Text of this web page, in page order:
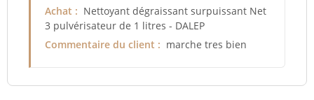
Achat : Nettoyant dégraissant surpuissant Net
3 pulvérisateur de 1 litres - DALEP
Commentaire du client : marche tres bien